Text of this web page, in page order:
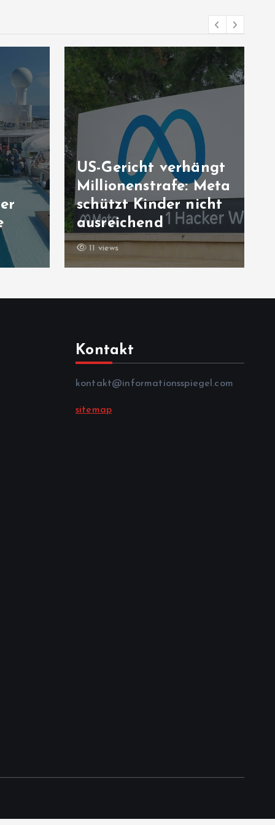
US-Gericht verhängt
Millionenstrafe: Meta
schützt Kinder nicht
ausreichend
11 views
Kontakt
kontakt@informationsspiegel.com
sitemap